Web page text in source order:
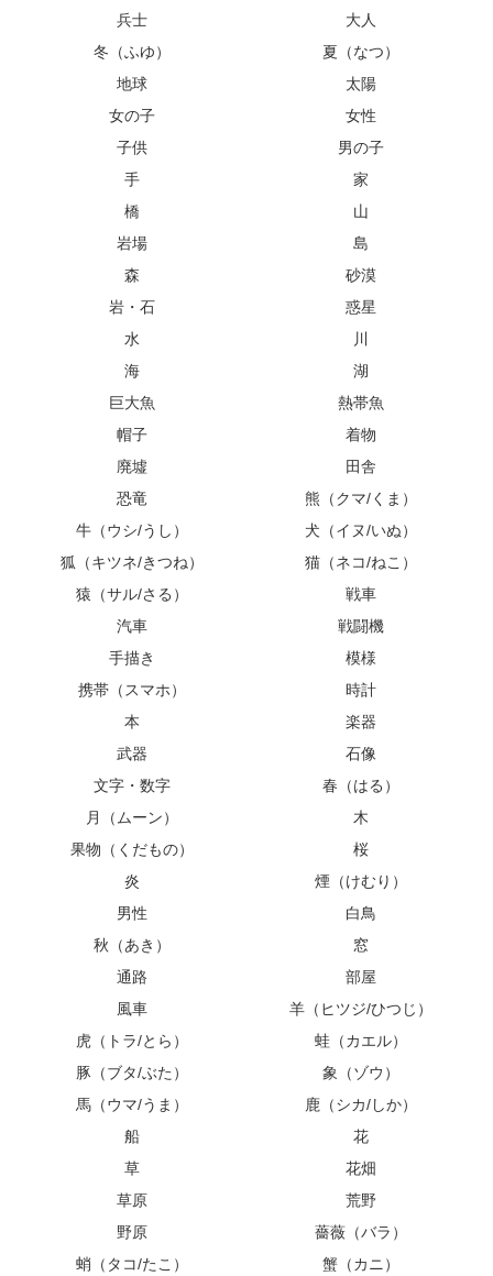
兵士
大人
冬（ふゆ）
夏（なつ）
地球
太陽
女の子
女性
子供
男の子
手
家
橋
山
岩場
島
森
砂漠
岩・石
惑星
水
川
海
湖
巨大魚
熱帯魚
帽子
着物
廃墟
田舎
恐竜
熊（クマ/くま）
牛（ウシ/うし）
犬（イヌ/いぬ）
狐（キツネ/きつね）
猫（ネコ/ねこ）
猿（サル/さる）
戦車
汽車
戦闘機
手描き
模様
携帯（スマホ）
時計
本
楽器
武器
石像
文字・数字
春（はる）
月（ムーン）
木
果物（くだもの）
桜
炎
煙（けむり）
男性
白鳥
秋（あき）
窓
通路
部屋
風車
羊（ヒツジ/ひつじ）
虎（トラ/とら）
蛙（カエル）
豚（ブタ/ぶた）
象（ゾウ）
馬（ウマ/うま）
鹿（シカ/しか）
船
花
草
花畑
草原
荒野
野原
薔薇（バラ）
蛸（タコ/たこ）
蟹（カニ）